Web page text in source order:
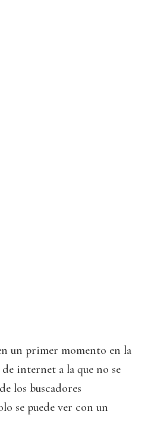
un primer momento en la
internet a la que no se
los buscadores
se puede ver con un